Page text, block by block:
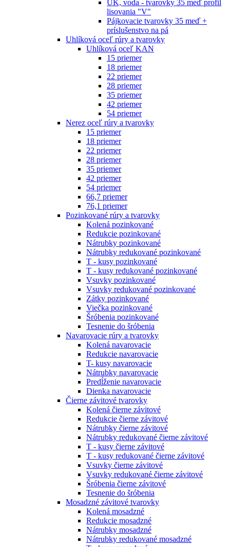
ÚK, voda - tvarovky 35 meď profil
lisovania "V"
Pájkovacie tvarovky 35 meď +
príslušenstvo na pá
Uhlíková oceľ rúry a tvarovky
Uhlíková oceľ KAN
15 priemer
18 priemer
22 priemer
28 priemer
35 priemer
42 priemer
54 priemer
Nerez oceľ rúry a tvarovky
15 priemer
18 priemer
22 priemer
28 priemer
35 priemer
42 priemer
54 priemer
66,7 priemer
76,1 priemer
Pozinkované rúry a tvarovky
Kolená pozinkované
Redukcie pozinkované
Nátrubky pozinkované
Nátrubky redukované pozinkované
T - kusy pozinkované
T - kusy redukované pozinkované
Vsuvky pozinkované
Vsuvky redukované pozinkované
Zátky pozinkované
Viečka pozinkované
Šróbenia pozinkované
Tesnenie do šróbenia
Navarovacie rúry a tvarovky
Kolená navarovacie
Redukcie navarovacie
T- kusy navarovacie
Nátrubky navarovacie
Predĺženie navarovacie
Dienka navarovacie
Čierne závitové tvarovky
Kolená čierne závitové
Redukcie čierne závitové
Nátrubky čierne závitové
Nátrubky redukované čierne závitové
T - kusy čierne závitové
T - kusy redukované čierne závitové
Vsuvky čierne závitové
Vsuvky redukované čierne závitové
Šróbenia čierne závitové
Tesnenie do šróbenia
Mosadzné závitové tvarovky
Kolená mosadzné
Redukcie mosadzné
Nátrubky mosadzné
Nátrubky redukované mosadzné